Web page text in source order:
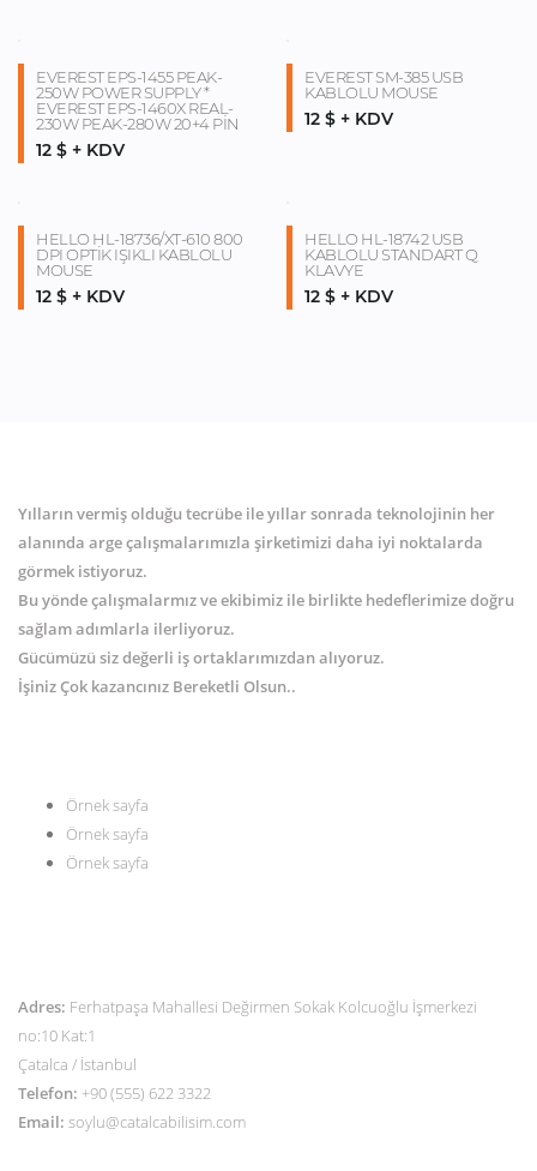
EVEREST EPS-1455 PEAK-
250W POWER SUPPLY *
EVEREST EPS-1460X REAL-
230W PEAK-280W 20+4 PİN
12 $ + KDV
EVEREST SM-385 USB
KABLOLU MOUSE
12 $ + KDV
HELLO HL-18736/XT-610 800
DPI OPTİK IŞIKLI KABLOLU
MOUSE
12 $ + KDV
HELLO HL-18742 USB
KABLOLU STANDART Q
KLAVYE
12 $ + KDV
Yılların vermiş olduğu tecrübe ile yıllar sonrada teknolojinin her
alanında arge çalışmalarımızla şirketimizi daha iyi noktalarda
görmek istiyoruz.
Bu yönde çalışmalarmız ve ekibimiz ile birlikte hedeflerimize doğru
sağlam adımlarla ilerliyoruz.
Gücümüzü siz değerli iş ortaklarımızdan alıyoruz.
İşiniz Çok kazancınız Bereketli Olsun..
Örnek sayfa
Örnek sayfa
Örnek sayfa
Adres: Ferhatpaşa Mahallesi Değirmen Sokak Kolcuoğlu İşmerkezi
no:10 Kat:1
Çatalca / İstanbul
Telefon: +90 (555) 622 3322
Email: soylu@catalcabilisim.com